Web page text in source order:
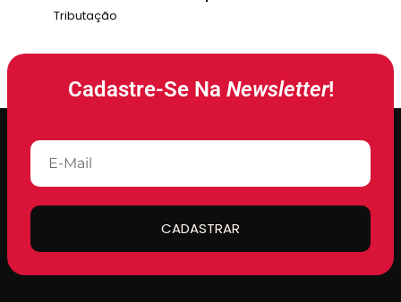
Tributação
Cadastre-Se Na Newsletter!
CADASTRAR